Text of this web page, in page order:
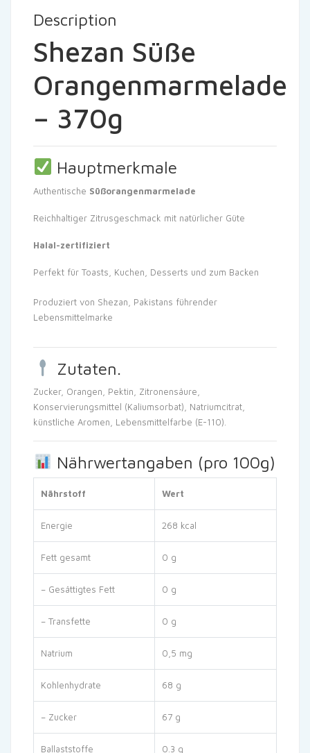
Description
Shezan Süße
Orangenmarmelade
– 370g
Hauptmerkmale
Authentische Süßorangenmarmelade
Reichhaltiger Zitrusgeschmack mit natürlicher Güte
Halal-zertifiziert
Perfekt für Toasts, Kuchen, Desserts und zum Backen
Produziert von Shezan, Pakistans führender
Lebensmittelmarke
Zutaten.
Zucker, Orangen, Pektin, Zitronensäure,
Konservierungsmittel (Kaliumsorbat), Natriumcitrat,
künstliche Aromen, Lebensmittelfarbe (E-110).
Nährwertangaben (pro 100g)
Nährstoff Wert
Energie 268 kcal
Fett gesamt 0 g
– Gesättigtes Fett 0 g
– Transfette 0 g
Natrium 0,5 mg
Kohlenhydrate 68 g
– Zucker 67 g
Ballaststoffe 0.3 g